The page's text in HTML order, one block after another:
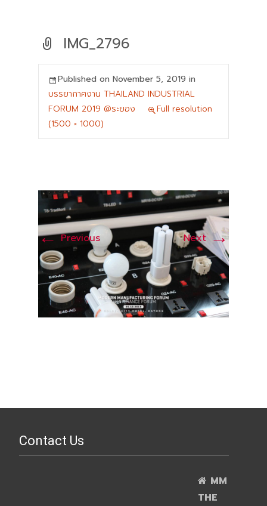
IMG_2796
Published on November 5, 2019 in
บรรยากาศงาน THAILAND INDUSTRIAL
FORUM 2019 @ระยอง
Full resolution
(1500 × 1000)
←Previous Next →
Contact Us
MM
THE